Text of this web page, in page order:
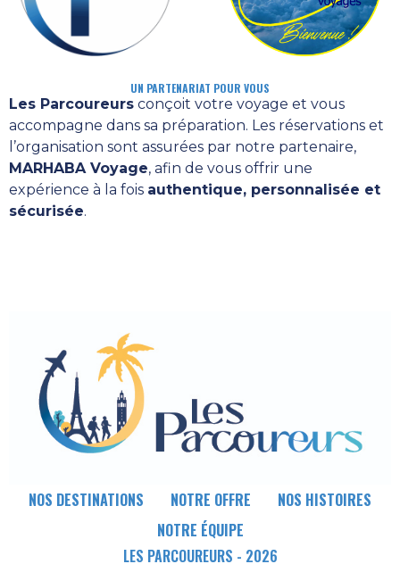
UN PARTENARIAT POUR VOUS
Les Parcoureurs conçoit votre voyage et vous
accompagne dans sa préparation. Les réservations et
l’organisation sont assurées par notre partenaire,
MARHABA Voyage, afin de vous offrir une
expérience à la fois authentique, personnalisée et
sécurisée.
NOS DESTINATIONS NOTRE OFFRE
NOS HISTOIRES
NOTRE ÉQUIPE
LES PARCOUREURS - 2026